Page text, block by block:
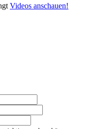
Videos anschauen!